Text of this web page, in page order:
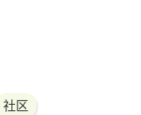
社区